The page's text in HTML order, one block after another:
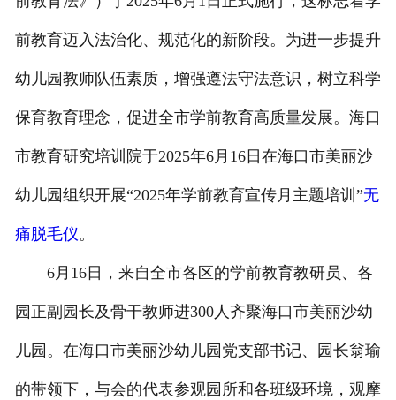
科普知识
荣誉资质
前教育迈入法治化、规范化的新阶段。为进一步提升
幼儿园教师队伍素质，增强遵法守法意识，树立科学
保育教育理念，促进全市学前教育高质量发展。海口
市教育研究培训院于2025年6月16日在海口市美丽沙
幼儿园组织开展“2025年学前教育宣传月主题培训”无
痛脱毛仪。
6月16日，来自全市各区的学前教育教研员、各
园正副园长及骨干教师进300人齐聚海口市美丽沙幼
儿园。在海口市美丽沙幼儿园党支部书记、园长翁瑜
的带领下，与会的代表参观园所和各班级环境，观摩